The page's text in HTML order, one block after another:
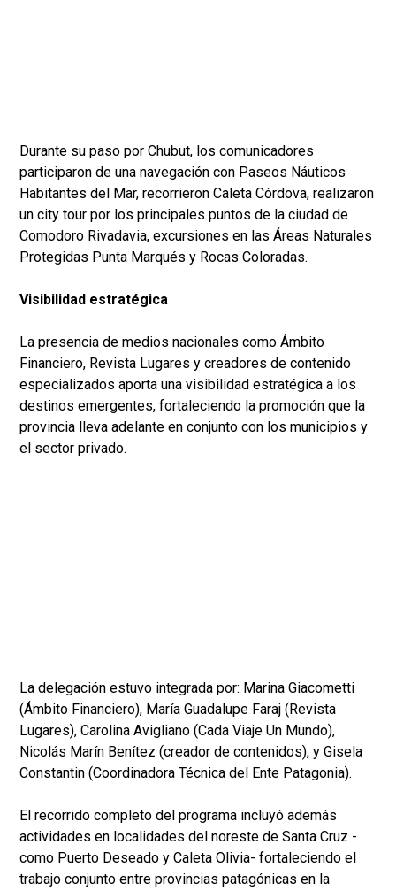
Durante su paso por Chubut, los comunicadores
participaron de una navegación con Paseos Náuticos
Habitantes del Mar, recorrieron Caleta Córdova, realizaron
un city tour por los principales puntos de la ciudad de
Comodoro Rivadavia, excursiones en las Áreas Naturales
Protegidas Punta Marqués y Rocas Coloradas.
Visibilidad estratégica
La presencia de medios nacionales como Ámbito
Financiero, Revista Lugares y creadores de contenido
especializados aporta una visibilidad estratégica a los
destinos emergentes, fortaleciendo la promoción que la
provincia lleva adelante en conjunto con los municipios y
el sector privado.
La delegación estuvo integrada por: Marina Giacometti
(Ámbito Financiero), María Guadalupe Faraj (Revista
Lugares), Carolina Avigliano (Cada Viaje Un Mundo),
Nicolás Marín Benítez (creador de contenidos), y Gisela
Constantin (Coordinadora Técnica del Ente Patagonia).
El recorrido completo del programa incluyó además
actividades en localidades del noreste de Santa Cruz -
como Puerto Deseado y Caleta Olivia- fortaleciendo el
trabajo conjunto entre provincias patagónicas en la